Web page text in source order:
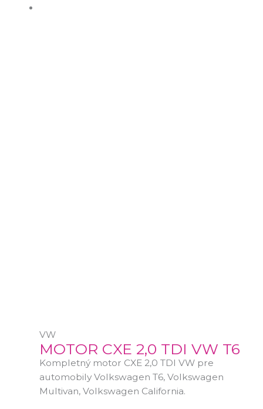
VW
MOTOR CXE 2,0 TDI VW T6
Kompletný motor CXE 2,0 TDI VW pre
automobily Volkswagen T6, Volkswagen
Multivan, Volkswagen California.